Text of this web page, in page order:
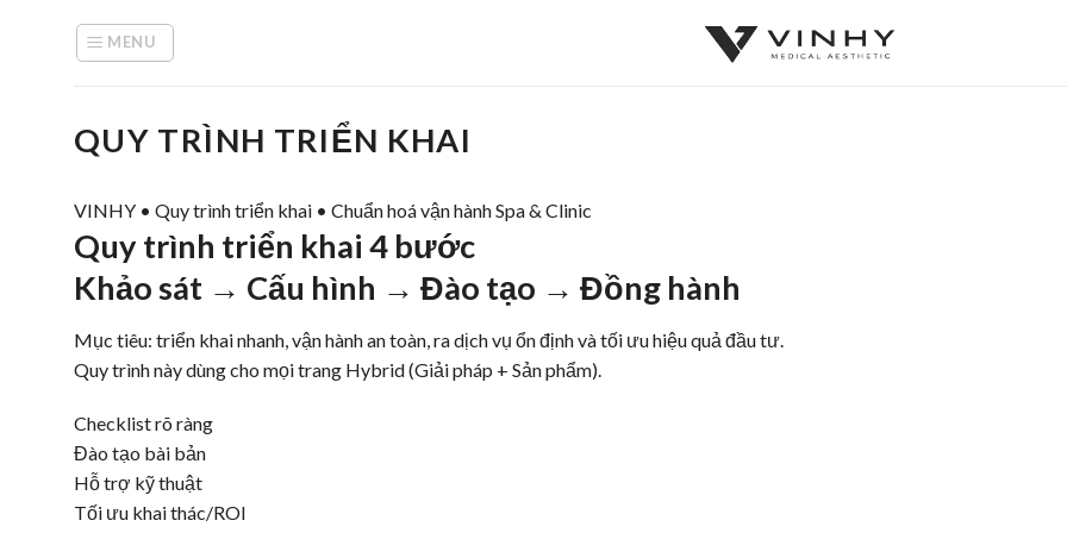
MENU
QUY TRÌNH TRIỂN KHAI
VINHY • Quy trình triển khai • Chuẩn hoá vận hành Spa & Clinic
Quy trình triển khai 4 bước
Khảo sát → Cấu hình → Đào tạo → Đồng hành
Mục tiêu: triển khai nhanh, vận hành an toàn, ra dịch vụ ổn định và tối ưu hiệu quả đầu tư.
Quy trình này dùng cho mọi trang Hybrid (Giải pháp + Sản phẩm).
Checklist rõ ràng
Đào tạo bài bản
Hỗ trợ kỹ thuật
Tối ưu khai thác/ROI